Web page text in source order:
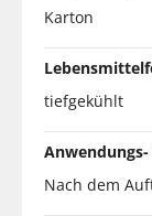
Karton
tiefgekühlt
Nach dem